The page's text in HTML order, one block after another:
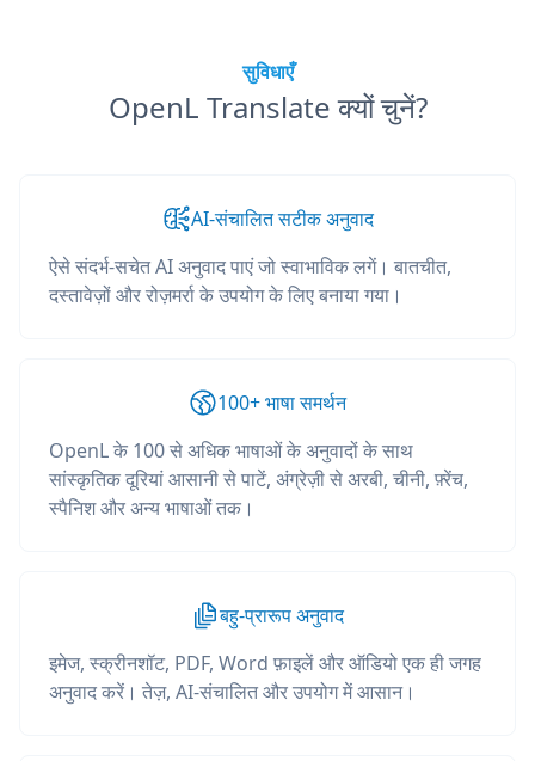
सुविधाएँ
OpenL Translate क्यों चुनें?
AI-संचालित सटीक अनुवाद
ऐसे संदर्भ-सचेत AI अनुवाद पाएं जो स्वाभाविक लगें। बातचीत,
दस्तावेज़ों और रोज़मर्रा के उपयोग के लिए बनाया गया।
100+ भाषा समर्थन
OpenL के 100 से अधिक भाषाओं के अनुवादों के साथ
सांस्कृतिक दूरियां आसानी से पाटें, अंग्रेज़ी से अरबी, चीनी, फ़्रेंच,
स्पैनिश और अन्य भाषाओं तक।
बहु-प्रारूप अनुवाद
इमेज, स्क्रीनशॉट, PDF, Word फ़ाइलें और ऑडियो एक ही जगह
अनुवाद करें। तेज़, AI-संचालित और उपयोग में आसान।